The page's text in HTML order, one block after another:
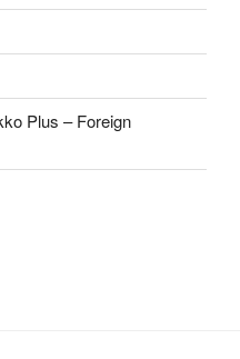
Plus – Foreign